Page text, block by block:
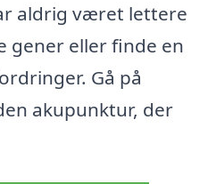
aldrig været lettere
gener eller finde en
Gå på
akupunktur, der